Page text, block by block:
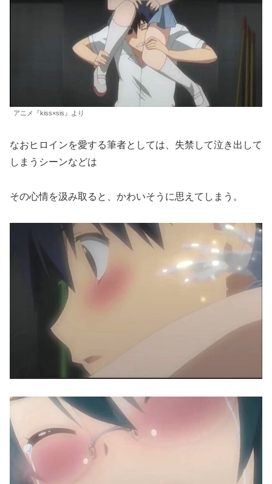
アニメ『kiss×sis』より
なおヒロインを愛する筆者としては、失禁して泣き出して
しまうシーンなどは
その心情を汲み取ると、かわいそうに思えてしまう。